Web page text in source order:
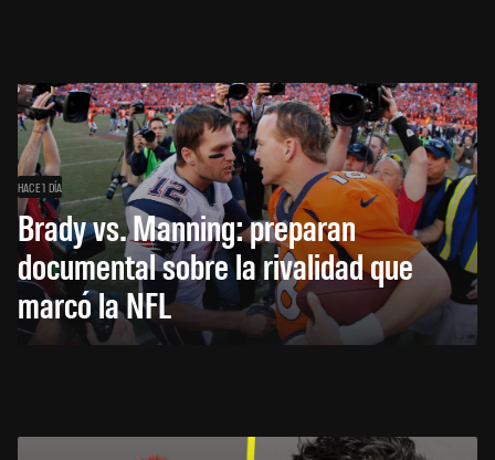
HACE 1 DÍA
Brady vs. Manning: preparan
documental sobre la rivalidad que
marcó la NFL